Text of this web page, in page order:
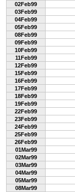
02Feb99
03Feb99
04Feb99
05Feb99
08Feb99
09Feb99
10Feb99
11Feb99
12Feb99
15Feb99
16Feb99
17Feb99
18Feb99
19Feb99
22Feb99
23Feb99
24Feb99
25Feb99
26Feb99
01Mar99
02Mar99
03Mar99
04Mar99
05Mar99
08Mar99